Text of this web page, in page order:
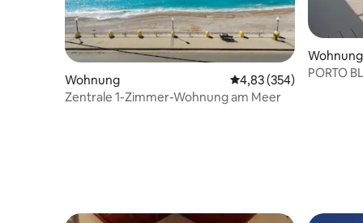
Wohnung Durchschnittliche
4,83 (354)
Zentrale 1-Zimmer-Wohnung am Meer
Wohnung
PORTO